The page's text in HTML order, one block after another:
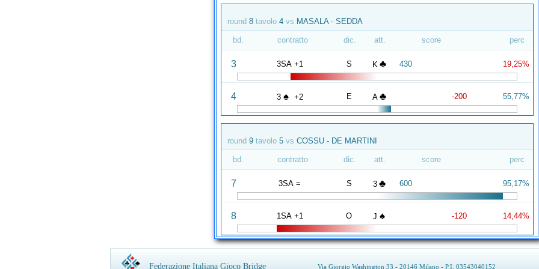
round 8 tavolo 4 vs MASALA - SEDDA
bd. contratto dic. att. score perc
3 3SA +1 S K ♣ 430 19,25%
4 3 ♠ +2 E A ♣ -200 55,77%
round 9 tavolo 5 vs COSSU - DE MARTINI
bd. contratto dic. att. score perc
7 3SA = S 3 ♣ 600 95,17%
8 1SA +1 O J ♠ -120 14,44%
Federazione Italiana Gioco Bridge Via Giorgio Washington 33 - 20146 Milano - P.I. 03543040152